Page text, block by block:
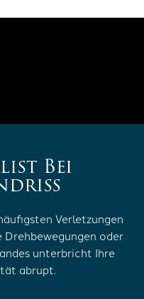
Bei
Verletzungen
oder
unterbricht Ihre
abrupt.